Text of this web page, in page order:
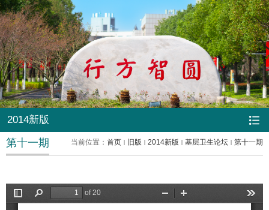
2014新版
当前位置： 首页 旧版 2014新版 基层卫生论坛 第十一期
第十一期